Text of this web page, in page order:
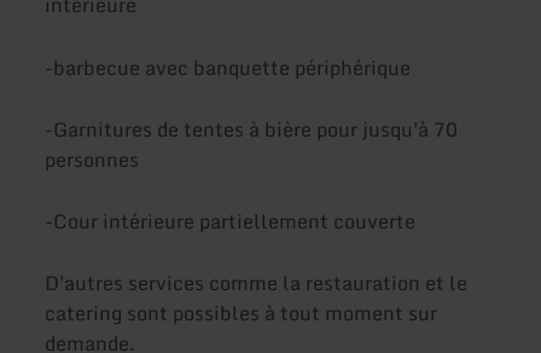
-barbecue avec banquette périphérique
-Garnitures de tentes à bière pour jusqu'à 70
personnes
-Cour intérieure partiellement couverte
D'autres services comme la restauration et le
catering sont possibles à tout moment sur
demande.